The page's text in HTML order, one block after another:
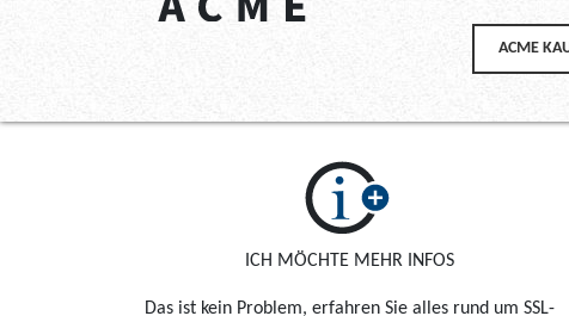
ACME
ICH MÖCHTE MEHR INFOS
Das ist kein Problem, erfahren Sie alles rund um SSL-